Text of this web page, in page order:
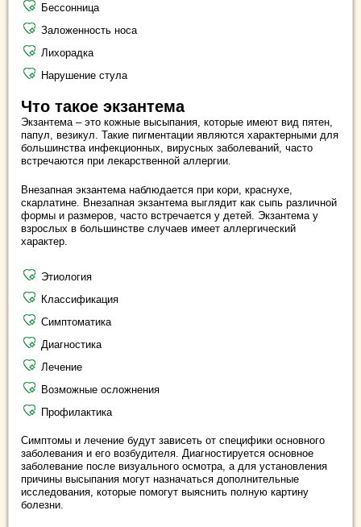
Бессонница
Заложенность носа
Лихорадка
Нарушение стула
Что такое экзантема
Экзантема – это кожные высыпания, которые имеют вид пятен,
папул, везикул. Такие пигментации являются характерными для
большинства инфекционных, вирусных заболеваний, часто
встречаются при лекарственной аллергии.
Внезапная экзантема наблюдается при кори, краснухе,
скарлатине. Внезапная экзантема выглядит как сыпь различной
формы и размеров, часто встречается у детей. Экзантема у
взрослых в большинстве случаев имеет аллергический
характер.
Этиология
Классификация
Симптоматика
Диагностика
Лечение
Возможные осложнения
Профилактика
Симптомы и лечение будут зависеть от специфики основного
заболевания и его возбудителя. Диагностируется основное
заболевание после визуального осмотра, а для установления
причины высыпания могут назначаться дополнительные
исследования, которые помогут выяснить полную картину
болезни.